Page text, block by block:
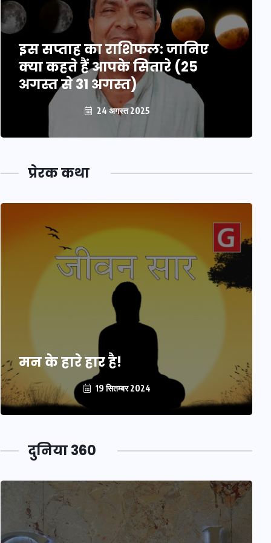
इस सप्ताह का राशिफल: जानिए
क्या कहते हैं आपके सितारे (25
अगस्त से 31 अगस्त)
24 अगस्त 2025
प्रेरक कथा
मन के हारे हार है!
19 सितम्बर 2024
दुनिया 360